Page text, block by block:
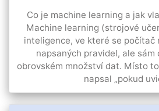
Co je machine learning a jak
Machine learning (strojové
inteligence, ve které se počítač
napsaných pravidel, ale sám
obrovském množství dat. Místo
napsal „pokud